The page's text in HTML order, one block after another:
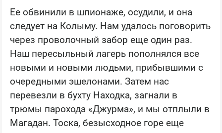
Ее обвинили в шпионаже, осудили, и она
следует на Колыму. Нам удалось поговорить
через проволочный забор еще один раз.
Наш пересыльный лагерь пополнялся все
новыми и новыми людьми, прибывшими с
очередными эшелонами. Затем нас
перевезли в бухту Находка, загнали в
трюмы парохода «Джурма», и мы отплыли в
Магадан. Тоска, безысходное горе еще